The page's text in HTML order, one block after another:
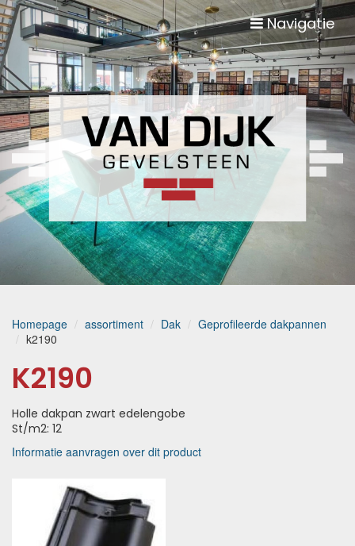
Navigatie
Homepage assortiment Dak
Geprofileerde dakpannen
k2190
K2190
Holle dakpan zwart edelengobe
St/m2: 12
Informatie aanvragen over dit product